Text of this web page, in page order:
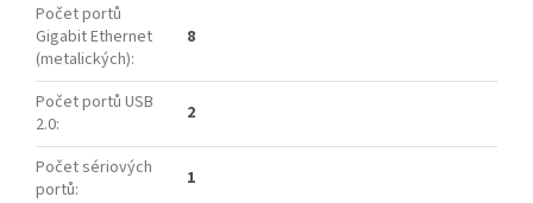
Počet portů
Gigabit Ethernet
(metalických):
8
Počet portů USB
2.0: 2
Počet sériových
portů: 1